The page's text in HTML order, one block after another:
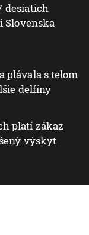
desiatich
Slovenska
plávala s telom
delfíny
platí zákaz
výskyt